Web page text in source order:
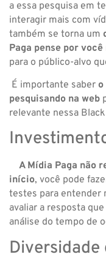
a essa pesquisa em
interagir mais com
também se torna um
Paga pense por você
para o público-alvo
É importante saber
pesquisando na web
relevante nessa
A Mídia Paga não
início, você pode
testes para entender
avaliar a resposta
análise do tempo de